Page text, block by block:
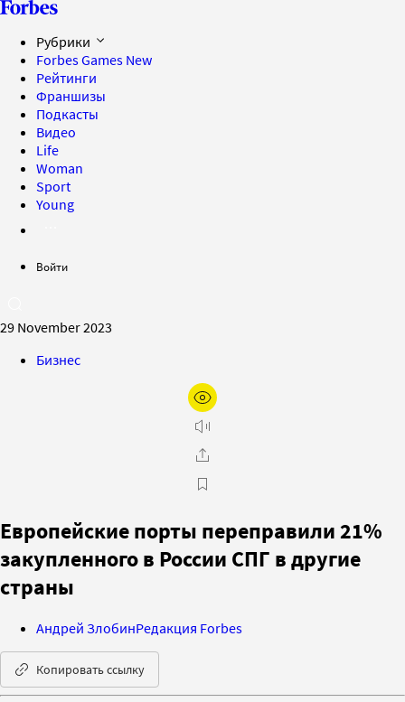
Рубрики
Forbes Games New
Рейтинги
Франшизы
Подкасты
Видео
Life
Woman
Sport
Young
Войти
29 November 2023
Бизнес
Европейские порты переправили 21%
закупленного в России СПГ в другие
страны
Андрей ЗлобинРедакция Forbes
Копировать ссылку